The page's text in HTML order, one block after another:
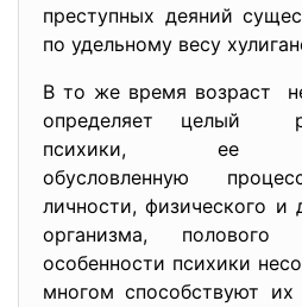
преступных деяний
по удельному весу
В то же время возраст
определяет целый
психики, ее
обусловленную
личности, физического и
организма, полового
особенности психики
многом способствуют их